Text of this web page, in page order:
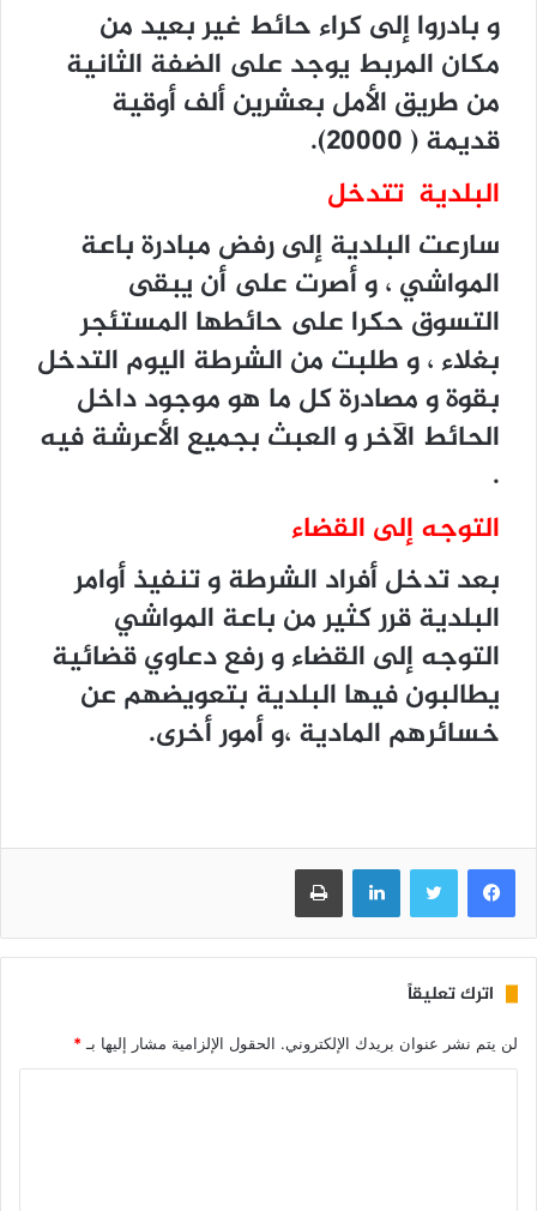
و بادروا إلى كراء حائط غير بعيد من
مكان المربط يوجد على الضفة الثانية
من طريق الأمل بعشرين ألف أوقية
قديمة ( 20000).
البلدية تتدخل
سارعت البلدية إلى رفض مبادرة باعة
المواشي ، و أصرت على أن يبقى
التسوق حكرا على حائطها المستئجر
بغلاء ، و طلبت من الشرطة اليوم التدخل
بقوة و مصادرة كل ما هو موجود داخل
الحائط الآخر و العبث بجميع الأعرشة فيه
.
التوجه إلى القضاء
بعد تدخل أفراد الشرطة و تنفيذ أوامر
البلدية قرر كثير من باعة المواشي
التوجه إلى القضاء و رفع دعاوي قضائية
يطالبون فيها البلدية بتعويضهم عن
خسائرهم المادية ،و أمور أخرى.
فيسبوك تويتر لينكدإن طباعة
اترك تعليقاً
لن يتم نشر عنوان بريدك الإلكتروني. الحقول الإلزامية مشار إليها بـ *